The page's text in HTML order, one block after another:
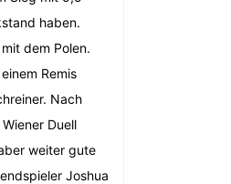
haben.
dem Polen.
Remis
Nach
Duell
weiter gute
Joshua